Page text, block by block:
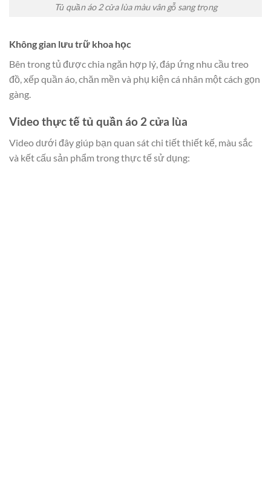
Tủ quần áo 2 cửa lùa màu vân gỗ sang trọng
Không gian lưu trữ khoa học
Bên trong tủ được chia ngăn hợp lý, đáp ứng nhu cầu treo
đồ, xếp quần áo, chăn mền và phụ kiện cá nhân một cách gọn
gàng.
Video thực tế tủ quần áo 2 cửa lùa
Video dưới đây giúp bạn quan sát chi tiết thiết kế, màu sắc
và kết cấu sản phẩm trong thực tế sử dụng: